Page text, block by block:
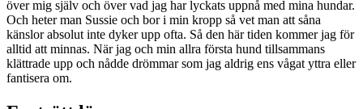
över mig själv och över vad jag har lyckats uppnå med mina hundar.
Och heter man Sussie och bor i min kropp så vet man att såna
känslor absolut inte dyker upp ofta. Så den här tiden kommer jag för
alltid att minnas. När jag och min allra första hund tillsammans
klättrade upp och nådde drömmar som jag aldrig ens vågat yttra eller
fantisera om.